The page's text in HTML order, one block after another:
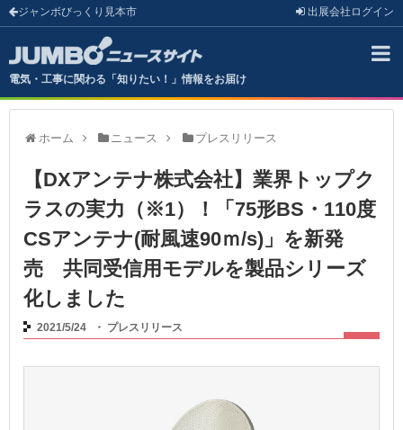
ジャンボびっくり見本市 出展会社 ログイン
電気・工事に関わる「知りたい！」情報をお届け
ホーム ニュース プレスリリース
【DXアンテナ株式会社】業界トップク
ラスの実力（※1）！「75形BS・110度
CSアンテナ(耐風速90ｍ/s)」を新発
売 共同受信用モデルを製品シリーズ
化しました
2021/5/24 ・ プレスリリース